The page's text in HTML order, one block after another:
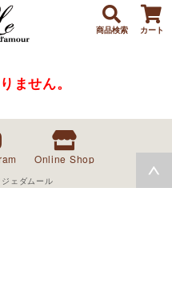
商品検索 カート
ません。
Online Shop
ェダムール